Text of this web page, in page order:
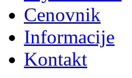
Cenovnik
Informacije
Kontakt